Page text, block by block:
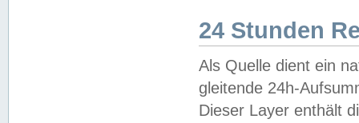
24 Stunden
Als Quelle dient ein
gleitende 24h-
Dieser Layer enthält